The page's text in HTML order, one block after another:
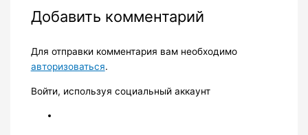
Добавить комментарий
Для отправки комментария вам необходимо
авторизоваться.
Войти, используя социальный аккаунт